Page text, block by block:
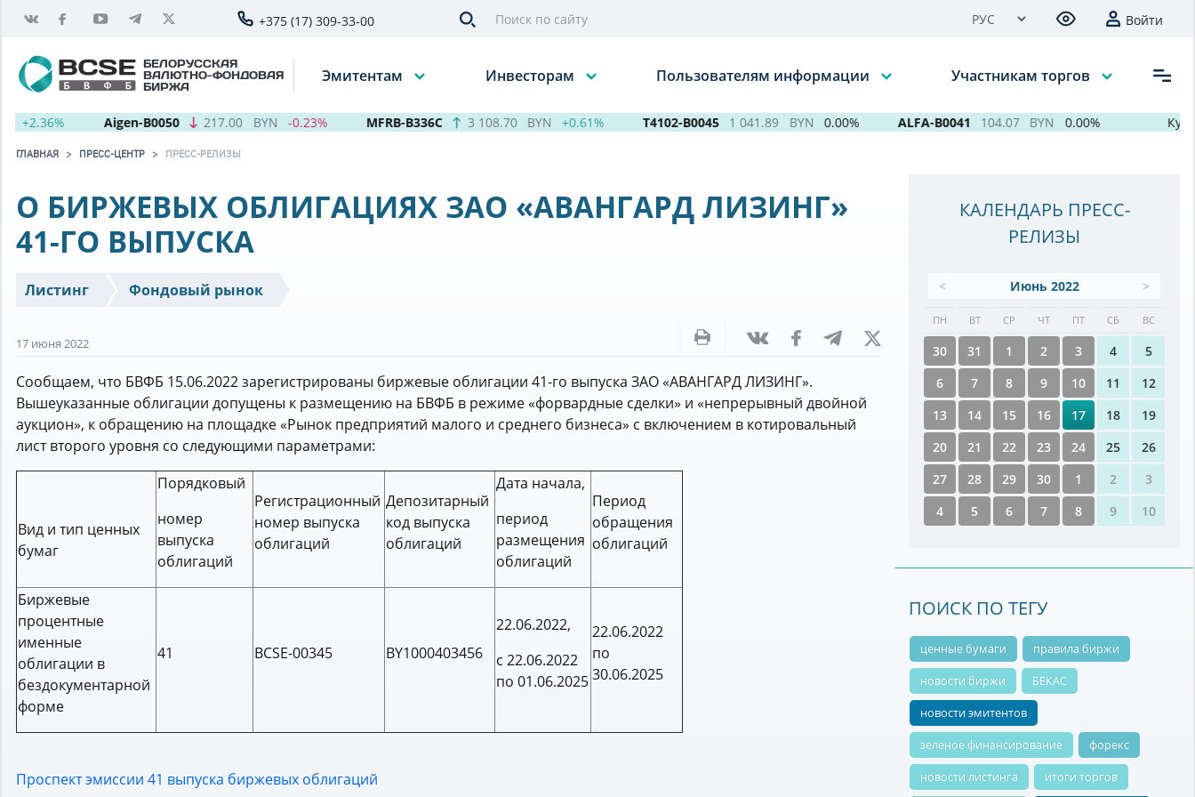
+375 (17) 309-33-00 Войти
БЕЛОРУССКАЯ
ВАЛЮТНО-ФОНДОВАЯ
БИРЖА
Эмитентам Инвесторам Пользователям информации Участникам торгов
+2.36% Aigen-B0050 217.00 BYN -0.23% MFRB-B336C 3 108.70 BYN +0.61% T4102-B0045 1 041.89 BYN 0.00% ALFA-B0041 104.07 BYN 0.00%
ГЛАВНАЯ ПРЕСС-ЦЕНТР ПРЕСС-РЕЛИЗЫ
О БИРЖЕВЫХ ОБЛИГАЦИЯХ ЗАО «АВАНГАРД ЛИЗИНГ»
41-ГО ВЫПУСКА
Листинг Фондовый рынок
17 июня 2022
Сообщаем, что БВФБ 15.06.2022 зарегистрированы биржевые облигации 41-го выпуска ЗАО «АВАНГАРД ЛИЗИНГ».
Вышеуказанные облигации допущены к размещению на БВФБ в режиме «форвардные сделки» и «непрерывный двойной
аукцион», к обращению на площадке «Рынок предприятий малого и среднего бизнеса» с включением в котировальный
лист второго уровня со следующими параметрами:
Вид и тип ценных
бумаг
Порядковый
номер
выпуска
облигаций
Регистрационный
номер выпуска
облигаций
Депозитарный
код выпуска
облигаций
Дата начала,
период
размещения
облигаций
Период
обращения
облигаций
Биржевые
процентные
именные
облигации в
бездокументарной
форме
41 BCSE-00345 BY1000403456
22.06.2022,
с 22.06.2022
по 01.06.2025
22.06.2022
по
30.06.2025
Проспект эмиссии 41 выпуска биржевых облигаций
КАЛЕНДАРЬ ПРЕСС-
РЕЛИЗЫ
< Июнь 2022 >
ПН ВТ СР ЧТ ПТ СБ ВС
30 31 1 2 3 4
5
6
7 8 9 10 11
12
13
14 15 16 17 18
19
20
21 22 23 24 25
26
27
28 29 30 1 2
3
4
5 6 7 8 9 10
ПОИСК ПО ТЕГУ
ценные бумаги
правила биржи
новости биржи
БЕКАС
новости эмитентов
зеленое финансирование
форекс
новости листинга
итоги торгов